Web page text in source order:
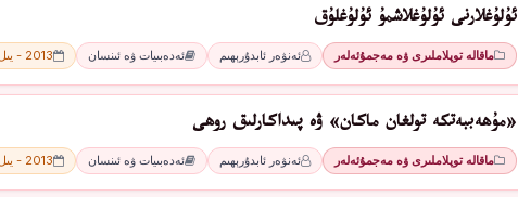
ئۇلۇغلارنى ئۇلۇغلاشمۇ ئۇلۇغلۇق
ماقالە توپلاملىرى ۋە مەجمۇئەلەر ئەنۋەر ئابدۇرېھىم ئەدەبىيات ۋە ئىنسان 2013 - يىل
«مۇھەببەتكە تولغان ماكان» ۋە پىداكارلىق روھى
ماقالە توپلاملىرى ۋە مەجمۇئەلەر ئەنۋەر ئابدۇرېھىم ئەدەبىيات ۋە ئىنسان 2013 - يىل